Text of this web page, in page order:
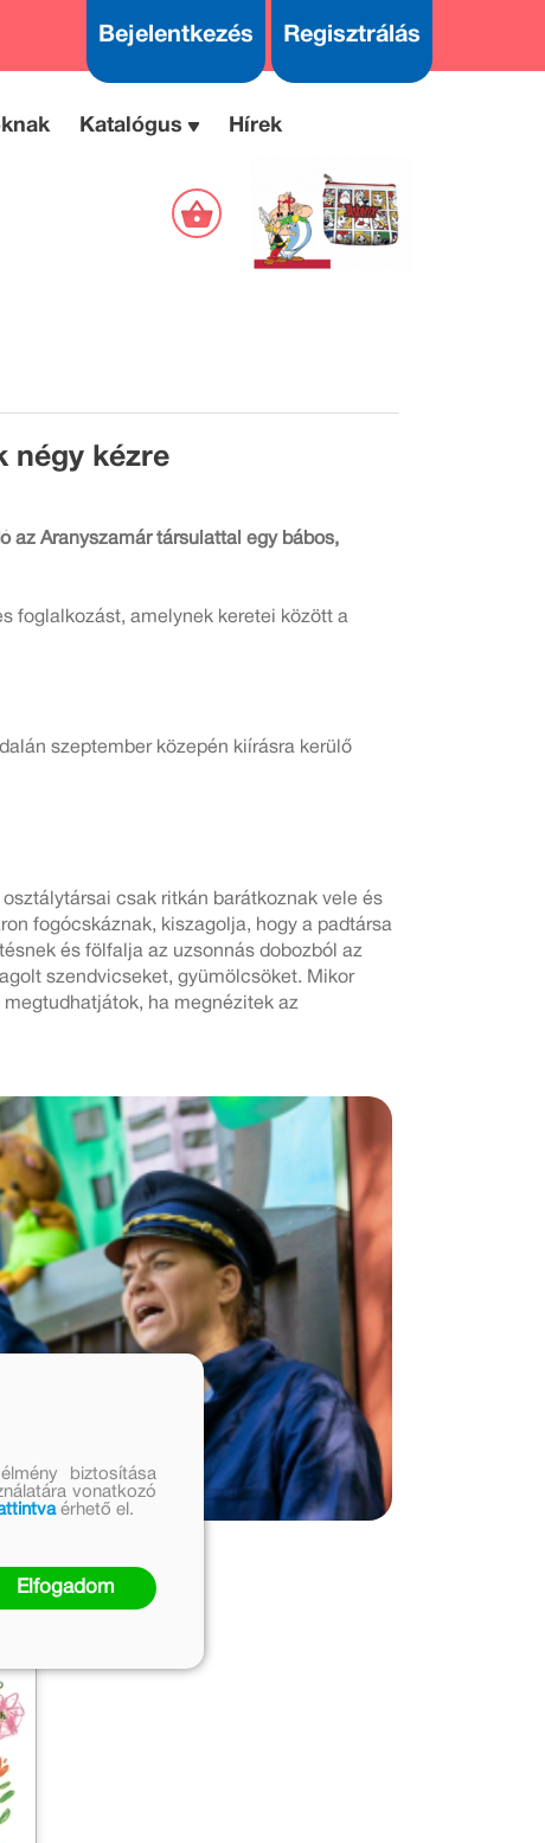
Bejelentkezés Regisztrálás
Katalógus Hírek
négy kézre
az Aranyszamár társulattal egy bábos,
foglalkozást, amelynek keretei között a
szeptember közepén kiírásra kerülő
csak ritkán barátkoznak vele és
fogócskáznak, kiszagolja, hogy a padtársa
és fölfalja az uzsonnás dobozból az
szendvicseket, gyümölcsöket. Mikor
ha megnézitek az
biztosítása
vonatkozó
érhető el.
Elfogadom